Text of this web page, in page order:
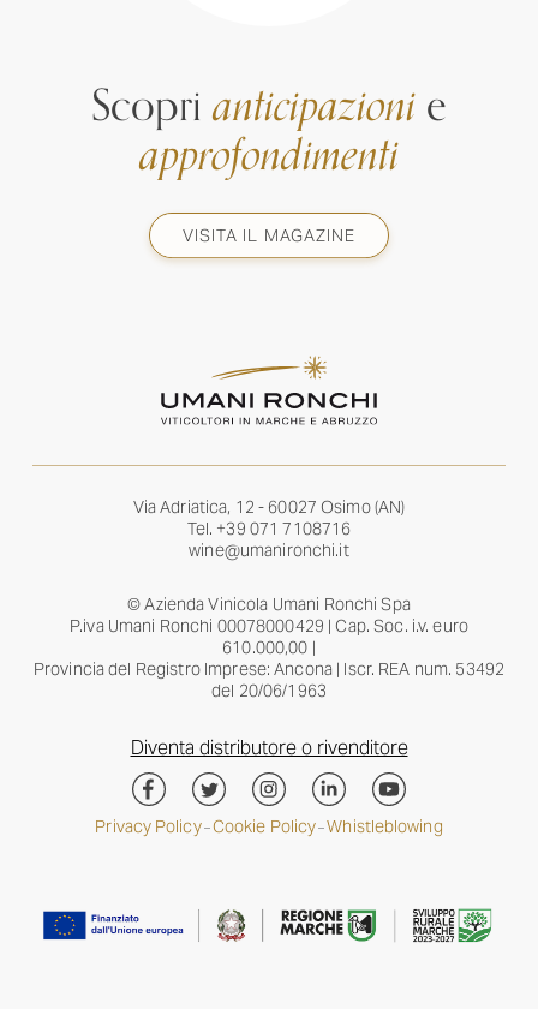
Scoprianticipazionie
approfondimenti
VISITA IL MAGAZINE
Via Adriatica, 12 - 60027 Osimo (AN)
Tel. +39 071 7108716
wine@umanironchi.it
© Azienda Vinicola Umani Ronchi Spa
P.iva Umani Ronchi 00078000429 | Cap. Soc. i.v. euro
610.000,00 |
Provincia del Registro Imprese: Ancona | Iscr. REA num. 53492
del 20/06/1963
Diventa distributore o rivenditore
Privacy Policy–Cookie Policy–Whistleblowing